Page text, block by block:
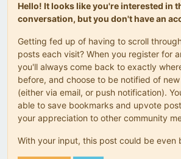
Hello! It looks like you're interested in
conversation, but you don't have an
Getting fed up of having to scroll
posts each visit? When you register for
you'll always come back to exactly
before, and choose to be notified of
(either via email, or push notification).
able to save bookmarks and upvote
your appreciation to other community
With your input, this post could be even